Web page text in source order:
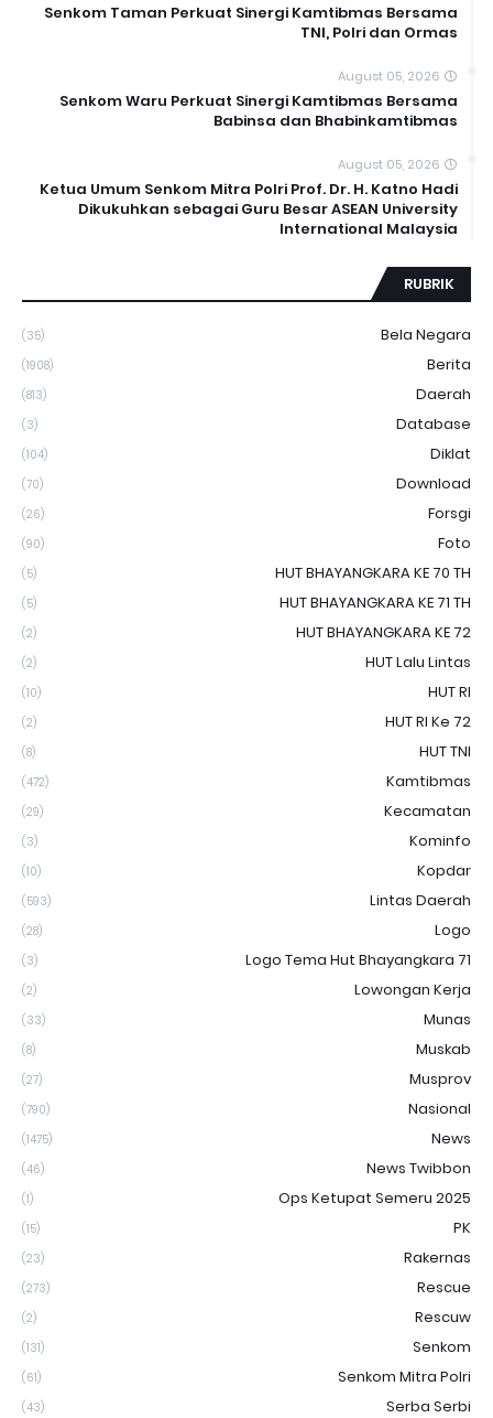
Senkom Taman Perkuat Sinergi Kamtibmas Bersama
TNI, Polri dan Ormas
August 05, 2026
Senkom Waru Perkuat Sinergi Kamtibmas Bersama
Babinsa dan Bhabinkamtibmas
August 05, 2026
Ketua Umum Senkom Mitra Polri Prof. Dr. H. Katno Hadi
Dikukuhkan sebagai Guru Besar ASEAN University
International Malaysia
RUBRIK
Bela Negara
(35)
Berita
(1908)
Daerah
(813)
Database
(3)
Diklat
(104)
Download
(70)
Forsgi
(26)
Foto
(90)
HUT BHAYANGKARA KE 70 TH
(5)
HUT BHAYANGKARA KE 71 TH
(5)
HUT BHAYANGKARA KE 72
(2)
HUT Lalu Lintas
(2)
HUT RI
(10)
HUT RI Ke 72
(2)
HUT TNI
(8)
Kamtibmas
(472)
Kecamatan
(29)
Kominfo
(3)
Kopdar
(10)
Lintas Daerah
(593)
Logo
(28)
Logo Tema Hut Bhayangkara 71
(3)
Lowongan Kerja
(2)
Munas
(33)
Muskab
(8)
Musprov
(27)
Nasional
(790)
News
(1475)
News Twibbon
(46)
Ops Ketupat Semeru 2025
(1)
PK
(15)
Rakernas
(23)
Rescue
(273)
Rescuw
(2)
Senkom
(131)
Senkom Mitra Polri
(61)
Serba Serbi
(43)